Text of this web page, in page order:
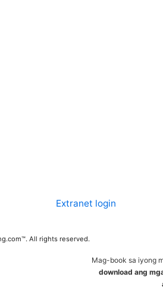
Extranet login
All rights reserved.
Mag-book sa iyong
download ang